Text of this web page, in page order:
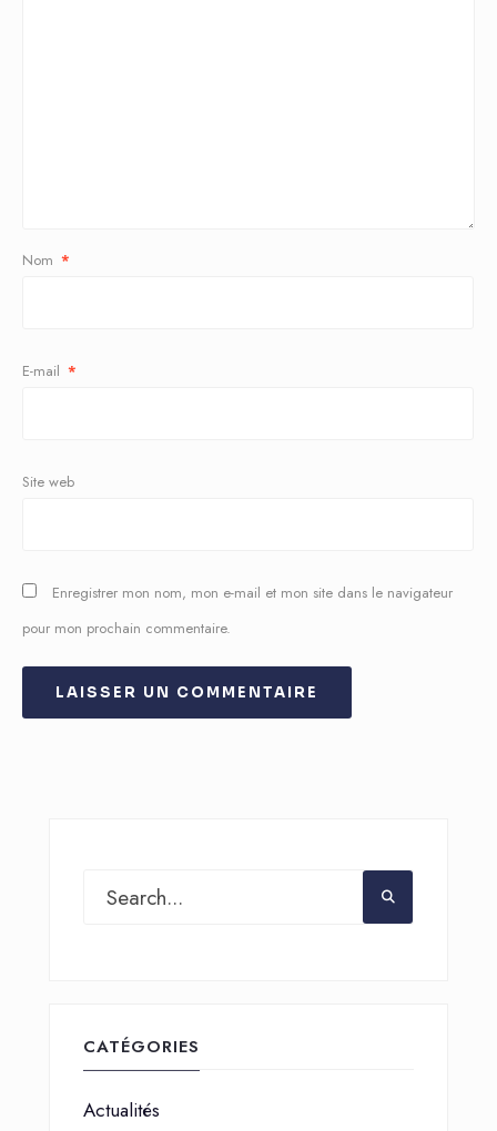
Nom *
E-mail *
Site web
Enregistrer mon nom, mon e-mail et mon site dans le navigateur
pour mon prochain commentaire.
CATÉGORIES
Actualités